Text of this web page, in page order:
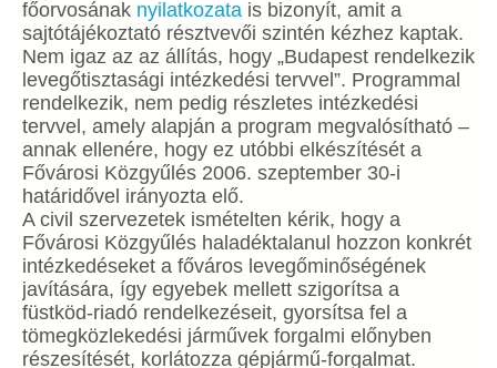
főorvosának nyilatkozata is bizonyít, amit a
sajtótájékoztató résztvevői szintén kézhez kaptak.
Nem igaz az az állítás, hogy „Budapest rendelkezik
levegőtisztasági intézkedési tervvel”. Programmal
rendelkezik, nem pedig részletes intézkedési
tervvel, amely alapján a program megvalósítható –
annak ellenére, hogy ez utóbbi elkészítését a
Fővárosi Közgyűlés 2006. szeptember 30-i
határidővel irányozta elő.
A civil szervezetek ismételten kérik, hogy a
Fővárosi Közgyűlés haladéktalanul hozzon konkrét
intézkedéseket a főváros levegőminőségének
javítására, így egyebek mellett szigorítsa a
füstköd-riadó rendelkezéseit, gyorsítsa fel a
tömegközlekedési járművek forgalmi előnyben
részesítését, korlátozza gépjármű-forgalmat.